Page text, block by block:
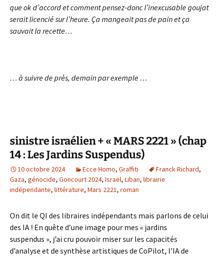
que ok d’accord et comment pensez-donc l’inexcusable goujat
serait licencié sur l’heure. Ça mangeait pas de pain et ça
sauvait la recette…
… à suivre de près, demain par exemple …
sinistre israélien + « MARS 2221 » (chap
14 : Les Jardins Suspendus)
10 octobre 2024 Ecce Homo, Graffiti Franck Richard,
Gaza, génocide, Goncourt 2024, Israël, Liban, librairie
indépendante, littérature, Mars 2221, roman
On dit le QI des libraires indépendants mais parlons de celui
des IA ! En quête d’une image pour mes « jardins
suspendus », j’ai cru pouvoir miser sur les capacités
d’analyse et de synthèse artistiques de CoPilot, l’IA de